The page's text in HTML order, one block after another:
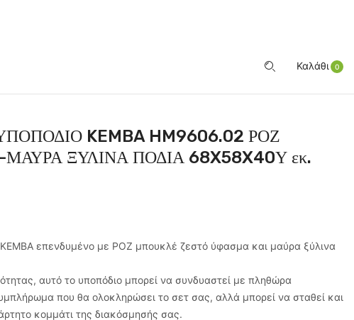
Καλάθι 0
KEMBA HM9606.02 ΡΟΖ
ΞΥΛΙΝΑ ΠΟΔΙΑ 68X58X40Υ εκ.
επενδυμένο με ΡΟΖ μπουκλέ ζεστό ύφασμα και μαύρα ξύλινα
αυτό το υποπόδιο μπορεί να συνδυαστεί με πληθώρα
που θα ολοκληρώσει το σετ σας, αλλά μπορεί να σταθεί και
κομμάτι της διακόσμησής σας.